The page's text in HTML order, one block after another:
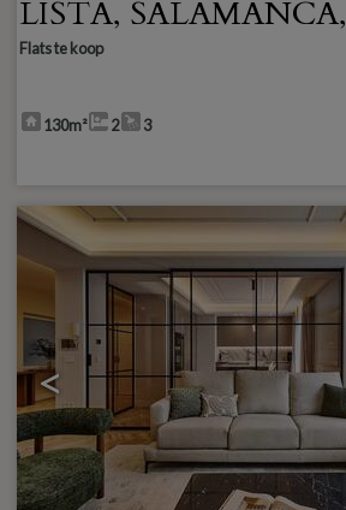
LISTA, SALAMANCA,
Flats te koop
130m² 2 3
<